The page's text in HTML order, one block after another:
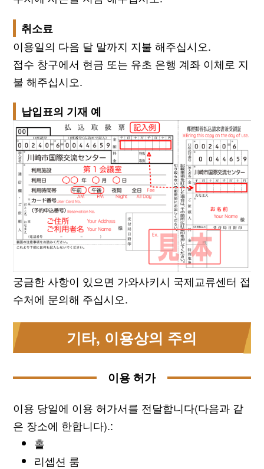
취소료
이용일의 다음 달 말까지 지불 해주십시오.
접수 창구에서 현금 또는 유초 은행 계좌 이체로 지
불 해주십시오.
납입표의 기재 예
궁금한 사항이 있으면 가와사키시 국제교류센터 접
수처에 문의해 주십시오.
기타, 이용상의 주의
이용 허가
이용 당일에 이용 허가서를 전달합니다(다음과 같
은 장소에 한합니다).:
홀
리셉션 룸